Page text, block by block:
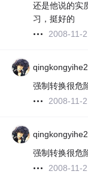
还是他说的实
习，挺好的
2008-11-
强制转换很危
2008-11-
强制转换很危
2008-11-